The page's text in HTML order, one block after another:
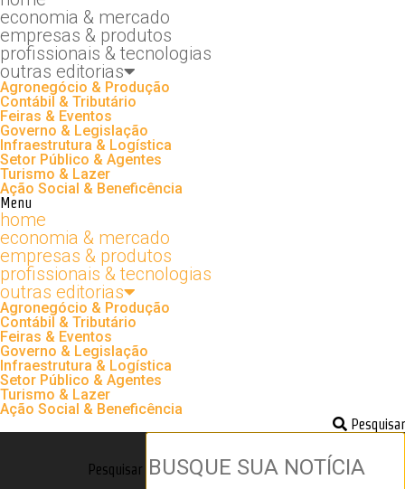
economia & mercado
empresas & produtos
profissionais & tecnologias
outras editorias
Agronegócio & Produção
Contábil & Tributário
Feiras & Eventos
Governo & Legislação
Infraestrutura & Logística
Setor Público & Agentes
Turismo & Lazer
Ação Social & Beneficência
Menu
home
economia & mercado
empresas & produtos
profissionais & tecnologias
outras editorias
Agronegócio & Produção
Contábil & Tributário
Feiras & Eventos
Governo & Legislação
Infraestrutura & Logística
Setor Público & Agentes
Turismo & Lazer
Ação Social & Beneficência
Pesquisar
Pesquisar